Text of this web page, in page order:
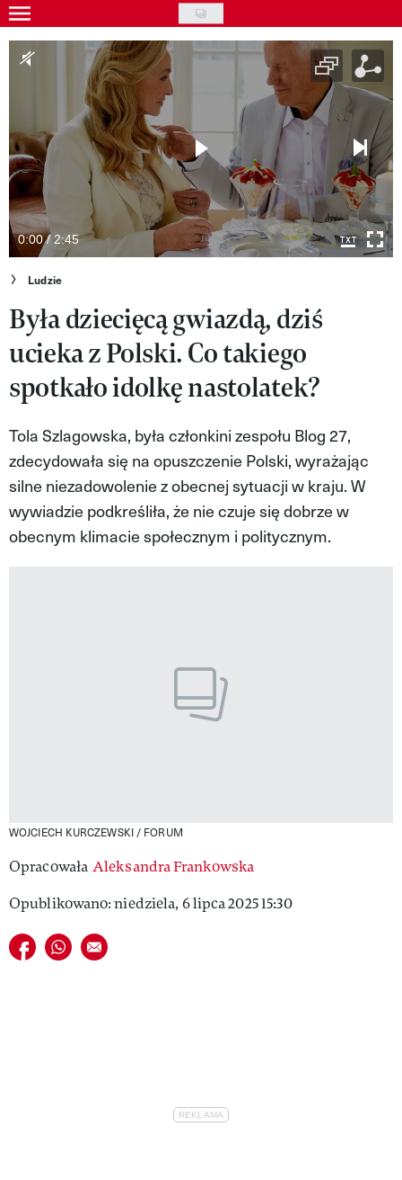
Skip
to
main
Gwiazdy
Uroda
Styl życia
Kultura
Wideo
Nasze akcje
VIVA!ART
VIVA!MODA
VIVA!MAN
VIVA!ITAKA
0:00 / 2:45
Ludzie
Była dziecięcą gwiazdą, dziś
ucieka z Polski. Co takiego
spotkało idolkę nastolatek?
Tola Szlagowska, była członkini zespołu Blog 27,
zdecydowała się na opuszczenie Polski, wyrażając
silne niezadowolenie z obecnej sytuacji w kraju. W
wywiadzie podkreśliła, że nie czuje się dobrze w
obecnym klimacie społecznym i politycznym.
WOJCIECH KURCZEWSKI / FORUM
Opracowała Aleksandra Frankowska
Opublikowano: niedziela, 6 lipca 2025 15:30
Udostępnij na facebook
Udostępnij na whatsapp
E-mail do przyjaciela